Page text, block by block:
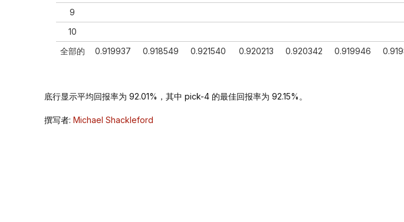
9
10
全部的
0.919937 0.918549 0.921540 0.920213 0.920342 0.919946
底行显示平均回报率为 92.01%，其中 pick-4 的最佳回报率为 92.15%。
撰写者: Michael Shackleford